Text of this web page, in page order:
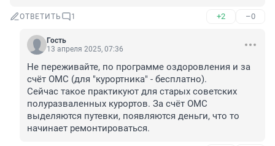
ОТВЕТИТЬ 1 +2 –0
Гость
13 апреля 2025, 07:36
Не переживайте, по программе оздоровления и за
счёт ОМС (для "курортника" - бесплатно).
Сейчас такое практикуют для старых советских
полуразваленных курортов. За счёт ОМС
выделяются путевки, появляются деньги, что то
начинает ремонтироваться.